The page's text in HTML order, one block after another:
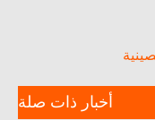
أخبار ذات صلة